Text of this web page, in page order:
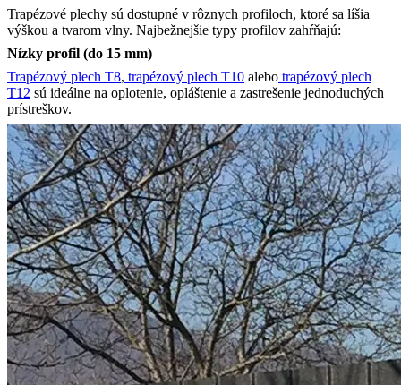
Trapézové plechy sú dostupné v rôznych profiloch, ktoré sa líšia
výškou a tvarom vlny. Najbežnejšie typy profilov zahŕňajú:
Nízky profil (do 15 mm)
Trapézový plech T8, trapézový plech T10 alebo trapézový plech
T12 sú ideálne na oplotenie, opláštenie a zastrešenie jednoduchých
prístreškov.